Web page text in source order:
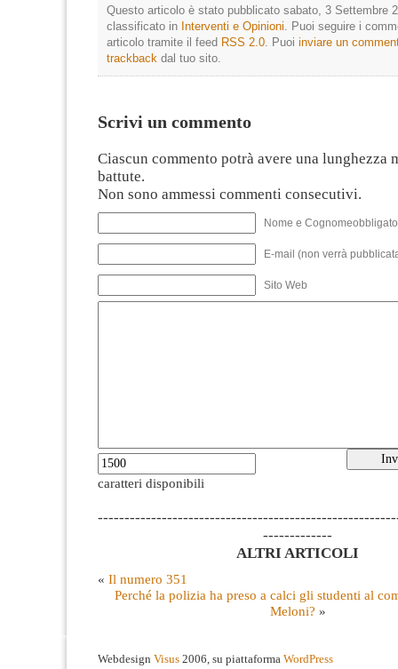
Questo articolo è stato pubblicato sabato, 3 Settembre
classificato in Interventi e Opinioni. Puoi seguire i
articolo tramite il feed RSS 2.0. Puoi inviare un
trackback dal tuo sito.
Scrivi un commento
Ciascun commento potrà avere una lunghezza
battute.
Non sono ammessi commenti consecutivi.
Nome e
E-mail (non verrà
Sito Web
caratteri disponibili
-------------
ALTRI ARTICOLI
« Il numero 351
Perché la polizia ha preso a calci gli studenti al
Meloni? »
Webdesign Visus 2006, su piattaforma WordPress